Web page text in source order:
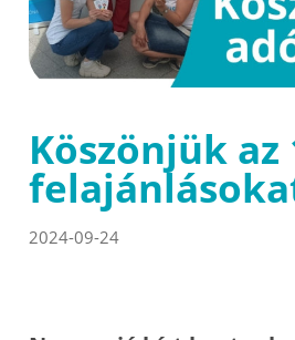
Köszönjük az
2024-09-24